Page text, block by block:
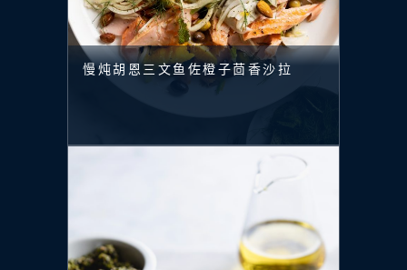
慢炖胡恩三文鱼佐橙子茴香沙拉